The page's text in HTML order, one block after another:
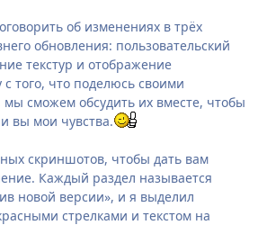
об изменениях в трёх
обновления: пользовательский
текстур и отображение
того, что поделюсь своими
сможем обсудить их вместе, чтобы
вы мои чувства.
скриншотов, чтобы дать вам
Каждый раздел называется
новой версии», и я выделил
стрелками и текстом на